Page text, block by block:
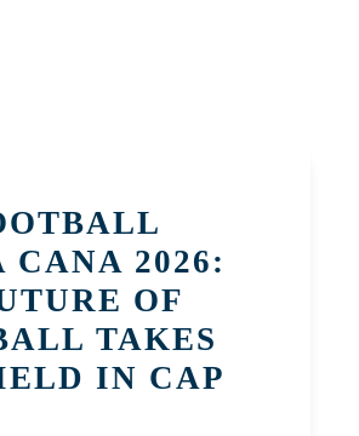
CANA 2026:
OF
TAKES
IN CAP